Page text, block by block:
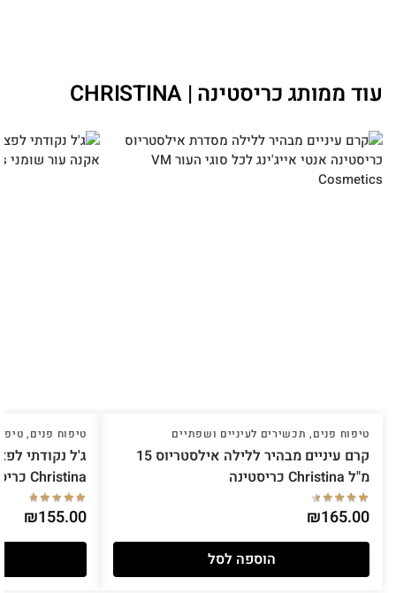
עוד ממותג כריסטינה | CHRISTINA
טיפוח פנים, תכשירים לעיניים ושפתיים
קרם עיניים מבהיר ללילה אילסטריוס 15
מ"ל Christina כריסטינה
₪165.00
הוספה לסל
טיפוח פנים,
Christina כריסטינה
₪155.00